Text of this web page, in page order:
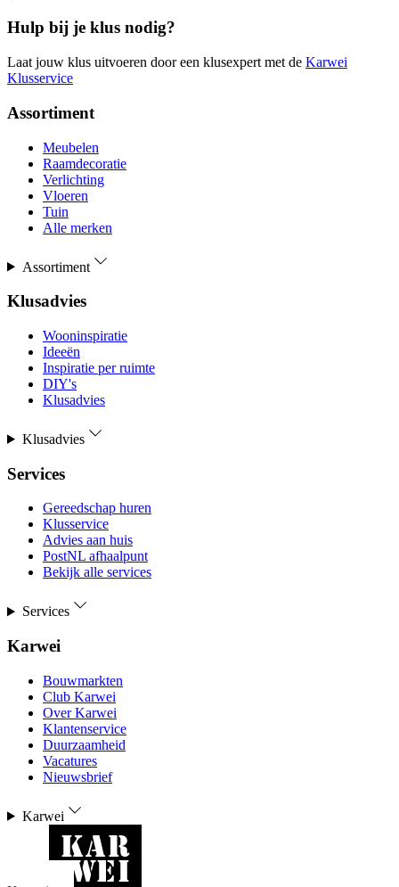
Hulp bij je klus nodig?
Laat jouw klus uitvoeren door een klusexpert met de Karwei
Klusservice
Assortiment
Meubelen
Raamdecoratie
Verlichting
Vloeren
Tuin
Alle merken
Assortiment
Klusadvies
Wooninspiratie
Ideeën
Inspiratie per ruimte
DIY's
Klusadvies
Klusadvies
Services
Gereedschap huren
Klusservice
Advies aan huis
PostNL afhaalpunt
Bekijk alle services
Services
Karwei
Bouwmarkten
Club Karwei
Over Karwei
Klantenservice
Duurzaamheid
Vacatures
Nieuwsbrief
Karwei